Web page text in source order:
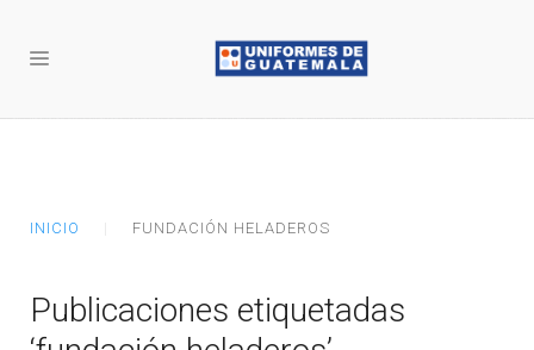
INICIO FUNDACIÓN HELADEROS
Publicaciones etiquetadas